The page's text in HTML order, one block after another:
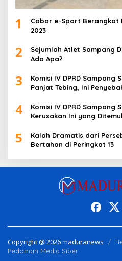
1
Cabor e-Sport Berangkat
2023
2
Sejumlah Atlet Sampang
Ada Apa?
3
Komisi IV DPRD
Panjat Tebing, Ini
4
Komisi IV DPRD Sampang
Kerusakan Ini yang
5
Kalah Dramatis dari
Bertahan di Peringkat 13
Copyright @ 2026 maduranews
Pedoman Media Siber